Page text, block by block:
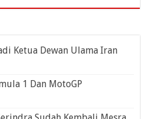
Ketua Dewan Ulama Iran
1 Dan MotoGP